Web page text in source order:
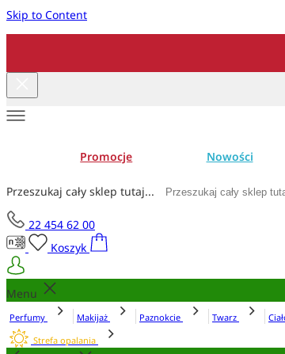
Skip to Content
Promocje Nowości
Przeszukaj cały sklep tutaj...
22 454 62 00
Koszyk
Menu
Perfumy Makijaż Paznokcie Twarz
Strefa opalania